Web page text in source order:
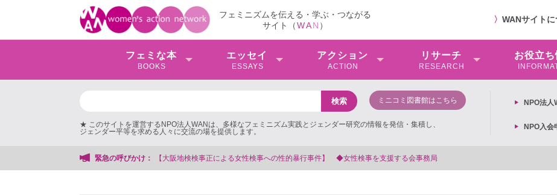
フェミニズムを伝える・学ぶ・つながる
サイト（WAN ）
〉 WANサイトに
フェミな本
BOOKS
エッセイ
ESSAYS
アクション
ACTION
リサーチ
RESEARCH
お役⽴ち
ミニコミ図書館はこちら
★ このサイトを運営するNPO法人WANは、多様なフェミニズム実践とジェンダー研究の情報を発信・集積し、
ジェンダー平等を求める人々に交流の場を提供します。
NPO法⼈
NPO入会
緊急の呼びかけ： 【抗議文】2026年3月13日第6次男女共同参画基本計画の閣議決定へ